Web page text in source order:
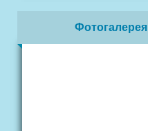
Фотогалерея